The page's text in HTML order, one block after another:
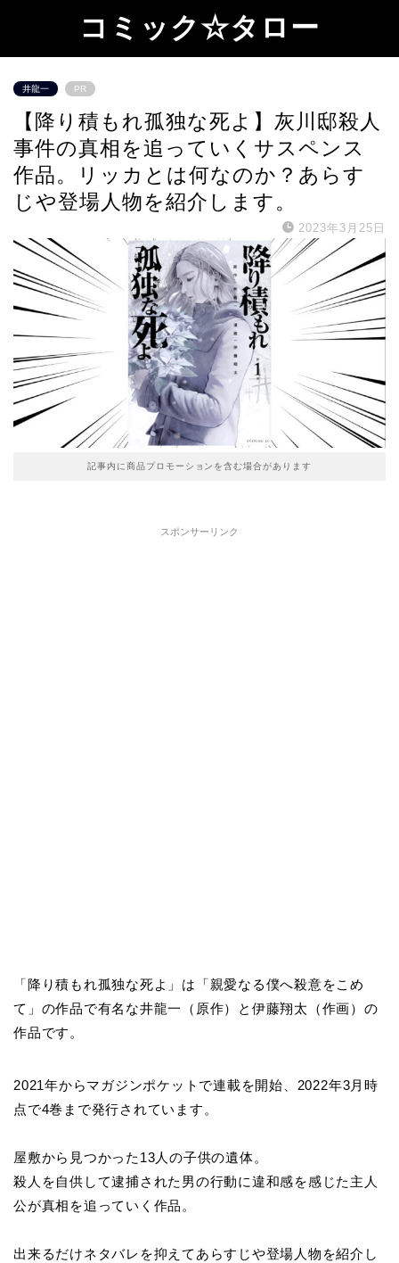
コミック☆タロー
井龍一 PR
【降り積もれ孤独な死よ】灰川邸殺人
事件の真相を追っていくサスペンス
作品。リッカとは何なのか？あらす
じや登場人物を紹介します。
2023年3月25日
記事内に商品プロモーションを含む場合があります
スポンサーリンク
「降り積もれ孤独な死よ」は「親愛なる僕へ殺意をこめ
て」の作品で有名な井龍一（原作）と伊藤翔太（作画）の
作品です。
2021年からマガジンポケットで連載を開始、2022年3月時
点で4巻まで発行されています。
屋敷から見つかった13人の子供の遺体。
殺人を自供して逮捕された男の行動に違和感を感じた主人
公が真相を追っていく作品。
出来るだけネタバレを抑えてあらすじや登場人物を紹介し